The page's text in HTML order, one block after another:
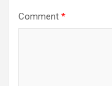
Comment *